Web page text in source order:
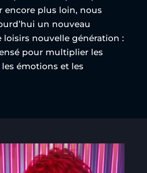
encore plus loin, nous
un nouveau
loisirs nouvelle génération :
pour multiplier les
les émotions et les